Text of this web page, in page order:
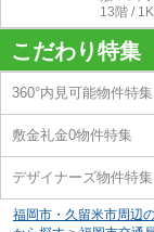
13階 /
こだわり特集
360°内見可能物件特集
敷金礼金0物件特集
デザイナーズ物件特集
福岡市・久留米市周辺